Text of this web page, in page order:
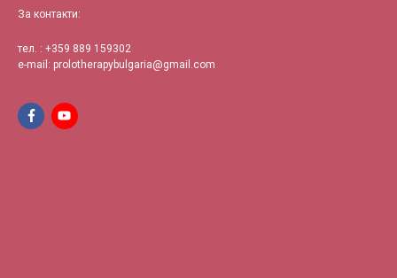
За контакти:
тел. : +359 889 159302
e-mail: prolotherapybulgaria@gmail.com